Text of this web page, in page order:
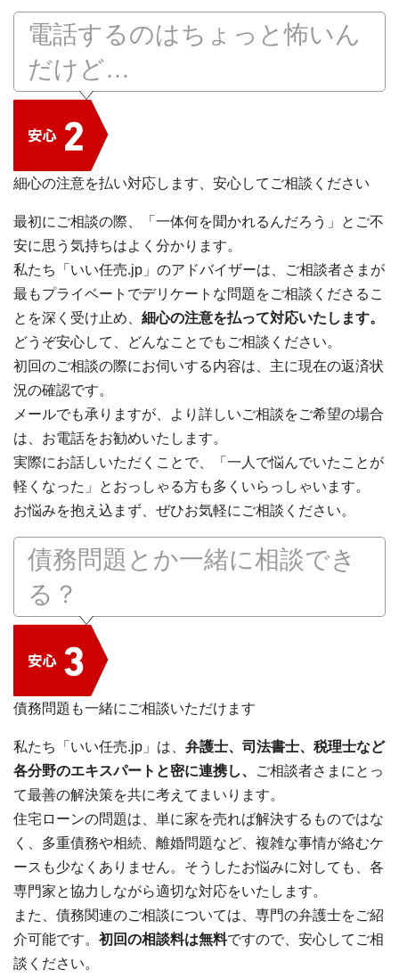
電話するのはちょっと怖いん
だけど…
細心の注意を払い対応します、安心してご相談ください
最初にご相談の際、「一体何を聞かれるんだろう」とご不
安に思う気持ちはよく分かります。
私たち「いい任売.jp」のアドバイザーは、ご相談者さまが
最もプライベートでデリケートな問題をご相談くださるこ
とを深く受け止め、 細心の注意を払って対応いたします。
どうぞ安心して、どんなことでもご相談ください。
初回のご相談の際にお伺いする内容は、主に現在の返済状
況の確認です。
メールでも承りますが、より詳しいご相談をご希望の場合
は、お電話をお勧めいたします。
実際にお話しいただくことで、「一人で悩んでいたことが
軽くなった」とおっしゃる方も多くいらっしゃいます。
お悩みを抱え込まず、ぜひお気軽にご相談ください。
債務問題とか一緒に相談でき
る？
債務問題も一緒にご相談いただけます
私たち「いい任売.jp」は、 弁護士、司法書士、税理士など
各分野のエキスパートと密に連携し、
ご相談者さまにとっ
て最善の解決策を共に考えてまいります。
住宅ローンの問題は、単に家を売れば解決するものではな
く、多重債務や相続、離婚問題など、複雑な事情が絡むケ
ースも少なくありません。そうしたお悩みに対しても、各
専門家と協力しながら適切な対応をいたします。
また、債務関連のご相談については、専門の弁護士をご紹
介可能です。 初回の相談料は無料ですので、安心してご相
談ください。